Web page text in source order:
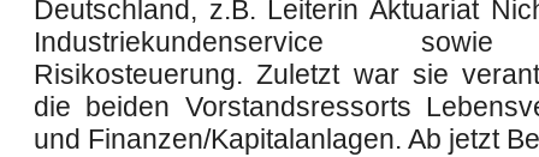
Deutschland, z.B. Leiterin Aktuariat
Industriekundenservice
Risikosteuerung. Zuletzt war sie
die beiden Vorstandsressorts
und Finanzen/Kapitalanlagen. Ab jetzt